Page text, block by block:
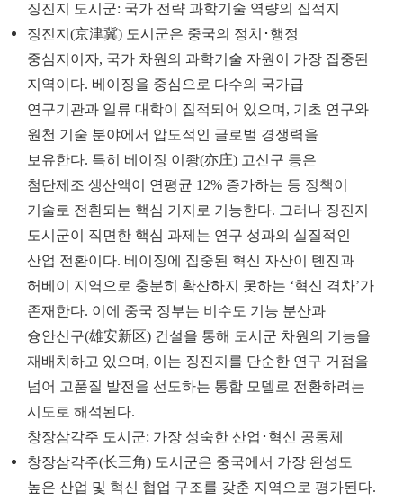
징진지 도시군: 국가 전략 과학기술 역량의 집적지
징진지(京津冀) 도시군은 중국의 정치･행정
중심지이자, 국가 차원의 과학기술 자원이 가장 집중된
지역이다. 베이징을 중심으로 다수의 국가급
연구기관과 일류 대학이 집적되어 있으며, 기초 연구와
원천 기술 분야에서 압도적인 글로벌 경쟁력을
보유한다. 특히 베이징 이좡(亦庄) 고신구 등은
첨단제조 생산액이 연평균 12% 증가하는 등 정책이
기술로 전환되는 핵심 기지로 기능한다. 그러나 징진지
도시군이 직면한 핵심 과제는 연구 성과의 실질적인
산업 전환이다. 베이징에 집중된 혁신 자산이 톈진과
허베이 지역으로 충분히 확산하지 못하는 ‘혁신 격차’가
존재한다. 이에 중국 정부는 비수도 기능 분산과
슝안신구(雄安新区) 건설을 통해 도시군 차원의 기능을
재배치하고 있으며, 이는 징진지를 단순한 연구 거점을
넘어 고품질 발전을 선도하는 통합 모델로 전환하려는
시도로 해석된다.
창장삼각주 도시군: 가장 성숙한 산업･혁신 공동체
창장삼각주(长三角) 도시군은 중국에서 가장 완성도
높은 산업 및 혁신 협업 구조를 갖춘 지역으로 평가된다.